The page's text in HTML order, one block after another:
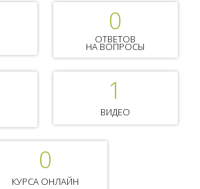
0
ОТВЕТОВ
НА ВОПРОСЫ
1
ВИДЕО
0
КУРСА ОНЛАЙН